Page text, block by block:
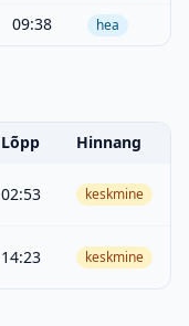
09:38 hea
Lõpp
Hinnang
02:53 keskmine
14:23 keskmine